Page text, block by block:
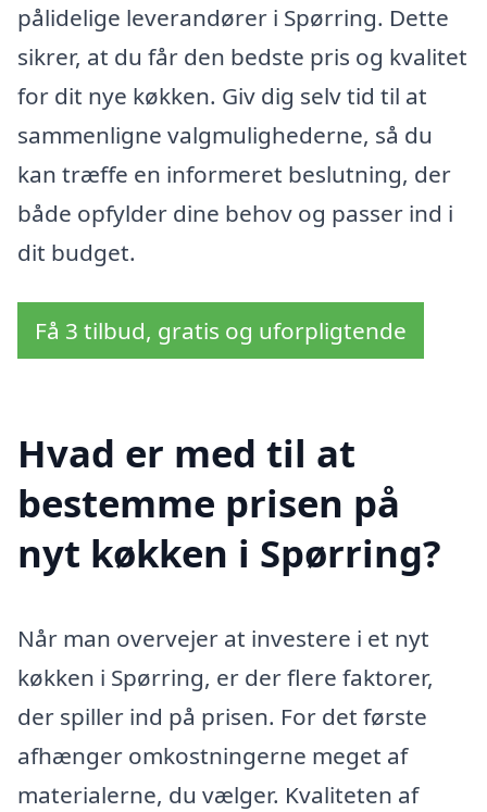
pålidelige leverandører i Spørring. Dette
sikrer, at du får den bedste pris og kvalitet
for dit nye køkken. Giv dig selv tid til at
sammenligne valgmulighederne, så du
kan træffe en informeret beslutning, der
både opfylder dine behov og passer ind i
dit budget.
Få 3 tilbud, gratis og uforpligtende
Hvad er med til at
bestemme prisen på
nyt køkken i Spørring?
Når man overvejer at investere i et nyt
køkken i Spørring, er der flere faktorer,
der spiller ind på prisen. For det første
afhænger omkostningerne meget af
materialerne, du vælger. Kvaliteten af